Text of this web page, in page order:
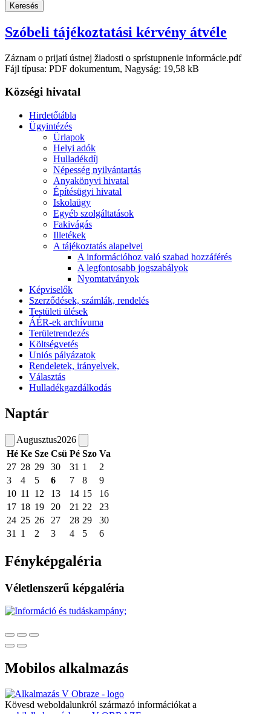
Keresés
Szóbeli tájékoztatási kérvény átvéle
Záznam o prijatí ústnej žiadosti o sprístupnenie informácie.pdf
Fájl típusa: PDF dokumentum, Nagyság: 19,58 kB
Községi hivatal
Hirdetőtábla
Ügyintézés
Ürlapok
Helyi adók
Hulladékdíj
Népesség nyilvántartás
Anyakönyvi hivatal
Építésügyi hivatal
Iskolaügy
Egyéb szolgáltatások
Fakivágás
Illetékek
A tájékoztatás alapelvei
A információhoz való szabad hozzáférés
A legfontosabb jogszabályok
Nyomtatványok
Képviselők
Szerződések, számlák, rendelés
Testületi ülések
ÁÉR-ek archívuma
Területrendezés
Költségvetés
Uniós pályázatok
Rendeletek, irányelvek,
Választás
Hulladékgazdálkodás
Naptár
Augusztus2026
Hé Ke Sze Csü Pé Szo Va
27 28 29 30 31 1
2
3
4 5 6 7 8
9
10 11 12 13 14 15
16
17 18 19 20 21 22
23
24 25 26 27 28 29
30
31
1 2 3 4 5 6
Fényképgaléria
Véletlenszerű képgaléria
Mobilos alkalmazás
Kövesd weboldalunkról származó információkat a